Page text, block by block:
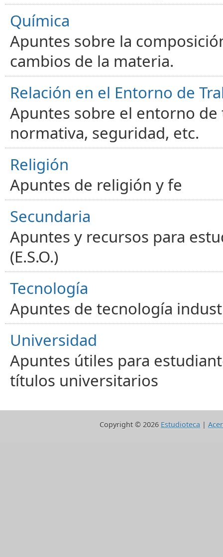
Química
Apuntes sobre la
cambios de la materia.
Relación en el Entorno de
Apuntes sobre el entorno
normativa, seguridad, etc.
Religión
Apuntes de religión y fe
Secundaria
Apuntes y recursos para
(E.S.O.)
Tecnología
Apuntes de tecnología
Universidad
Apuntes útiles para
títulos universitarios
Copyright © 2026 Estudioteca |